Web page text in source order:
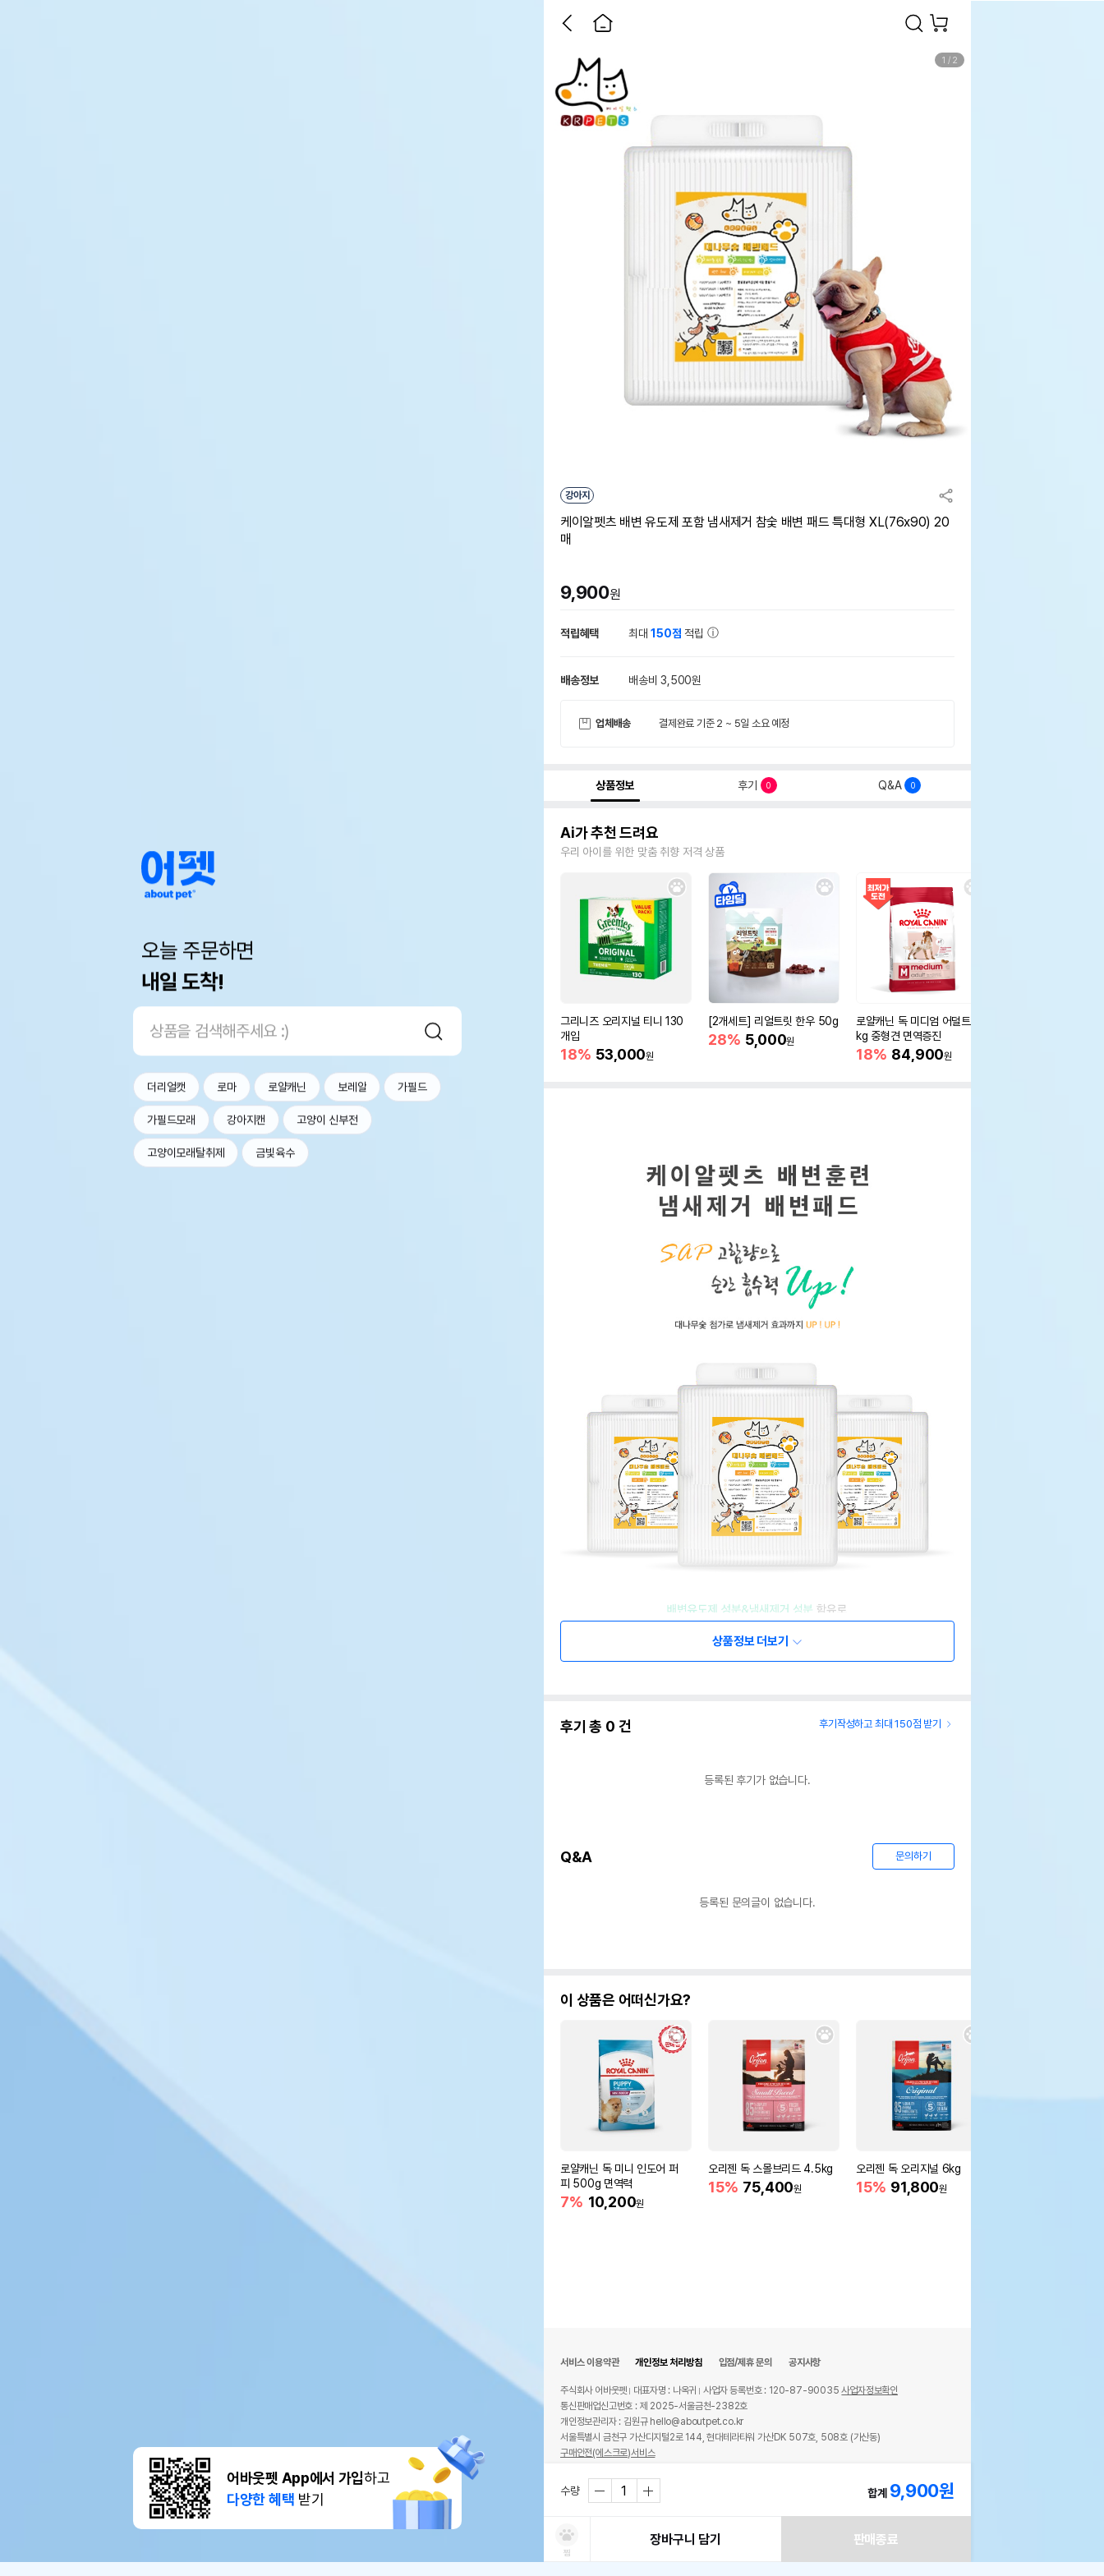
오늘 주문하면
내일 도착!
더리얼캣 로마 로얄캐닌 보레알 가필드
가필드모래 강아지캔 고양이 신부전
고양이모래탈취제 금빛육수
어바웃펫 App에서 가입하고
다양한 혜택 받기
1 / 2
강아지
케이알펫츠 배변 유도제 포함 냄새제거 참숯 배변 패드 특대형 XL(76x90) 20
매
9,900원
적립혜택 최대150점 적립
배송정보 배송비 3,500원
업체배송 결제완료 기준 2 ~ 5일 소요 예정
상품정보 후기 0 Q&A 0
Ai가 추천 드려요
우리 아이를 위한 맞춤 취향 저격 상품
그리니즈 오리지널 티니 130
개입
18% 53,000원
[2개세트] 리얼트릿 한우 50g
28% 5,000원
로얄캐닌 독 미디엄 어덜트 10
kg 중형견 면역증진
18% 84,900원
상품정보 더보기
후기 총 0 건 후기작성하고 최대 150점 받기
등록된 후기가 없습니다.
Q&A 문의하기
등록된 문의글이 없습니다.
이 상품은 어떠신가요?
로얄캐닌 독 미니 인도어 퍼
피 500g 면역력
7% 10,200원
오리젠 독 스몰브리드 4.5kg
15% 75,400원
오리젠 독 오리지널 6kg
15% 91,800원
수량 합계 9,900원
찜
장바구니 담기 판매종료
서비스 이용약관 개인정보 처리방침 입점/제휴 문의 공지사항
주식회사 어바웃펫 대표자명 : 나옥귀 사업자 등록번호 : 120-87-90035사업자정보확인
통신판매업신고번호 : 제 2025-서울금천-2382호
개인정보관리자 : 김원규 hello@aboutpet.co.kr
서울특별시 금천구 가산디지털2로 144, 현대테라타워 가산DK 507호, 508호 (가산동)
구매안전(에스크로)서비스